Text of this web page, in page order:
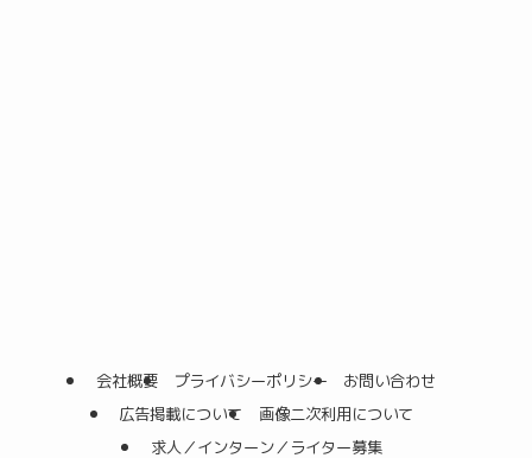
会社概要 プライバシーポリシー
お問い合わせ
広告掲載について
画像二次利用について
求人／インターン／ライター募集